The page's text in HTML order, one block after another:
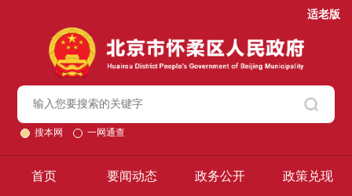
适老版
搜本网 一网通查
首页 要闻动态 政务公开 政策兑现